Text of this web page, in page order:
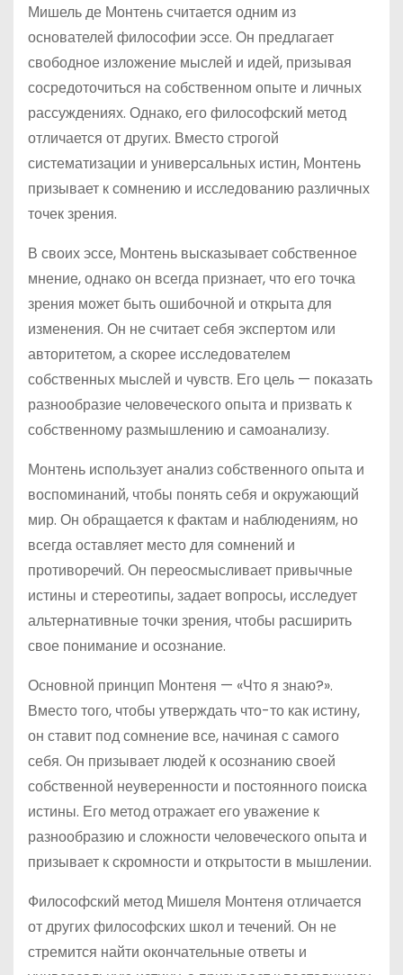
Мишель де Монтень считается одним из
основателей философии эссе. Он предлагает
свободное изложение мыслей и идей, призывая
сосредоточиться на собственном опыте и личных
рассуждениях. Однако, его философский метод
отличается от других. Вместо строгой
систематизации и универсальных истин, Монтень
призывает к сомнению и исследованию различных
точек зрения.
В своих эссе, Монтень высказывает собственное
мнение, однако он всегда признает, что его точка
зрения может быть ошибочной и открыта для
изменения. Он не считает себя экспертом или
авторитетом, а скорее исследователем
собственных мыслей и чувств. Его цель — показать
разнообразие человеческого опыта и призвать к
собственному размышлению и самоанализу.
Монтень использует анализ собственного опыта и
воспоминаний, чтобы понять себя и окружающий
мир. Он обращается к фактам и наблюдениям, но
всегда оставляет место для сомнений и
противоречий. Он переосмысливает привычные
истины и стереотипы, задает вопросы, исследует
альтернативные точки зрения, чтобы расширить
свое понимание и осознание.
Основной принцип Монтеня — «Что я знаю?».
Вместо того, чтобы утверждать что-то как истину,
он ставит под сомнение все, начиная с самого
себя. Он призывает людей к осознанию своей
собственной неуверенности и постоянного поиска
истины. Его метод отражает его уважение к
разнообразию и сложности человеческого опыта и
призывает к скромности и открытости в мышлении.
Философский метод Мишеля Монтеня отличается
от других философских школ и течений. Он не
стремится найти окончательные ответы и